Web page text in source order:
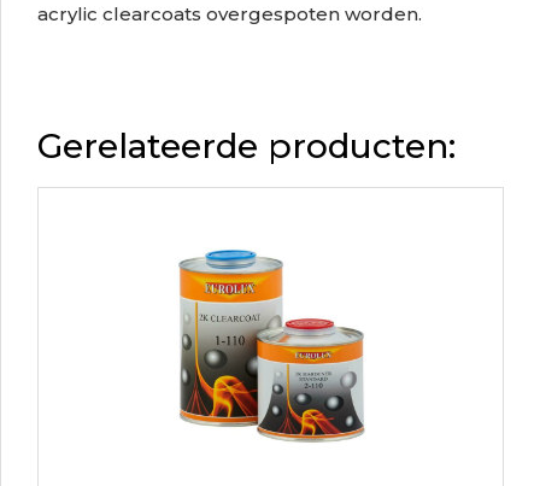
acrylic clearcoats overgespoten worden.
Gerelateerde producten: